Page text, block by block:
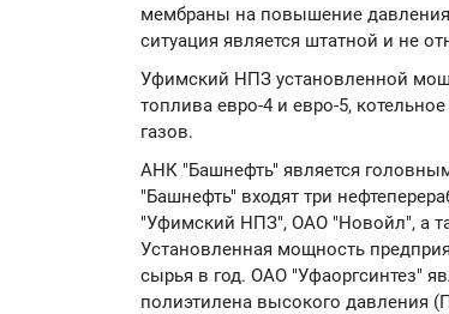
мембраны на повышение давления
ситуация является штатной и не
Уфимский НПЗ установленной
топлива евро-4 и евро-5,
газов.
АНК "Башнефть" является
"Башнефть" входят три
"Уфимский НПЗ", ОАО "Новойл", а
Установленная мощность
сырья в год. ОАО "Уфаоргсинтез"
полиэтилена высокого давления